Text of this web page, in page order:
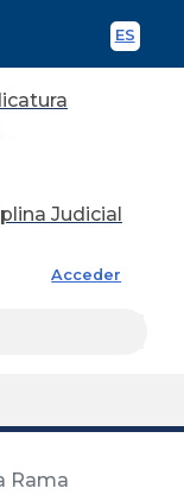
ES
Acceder
Rama